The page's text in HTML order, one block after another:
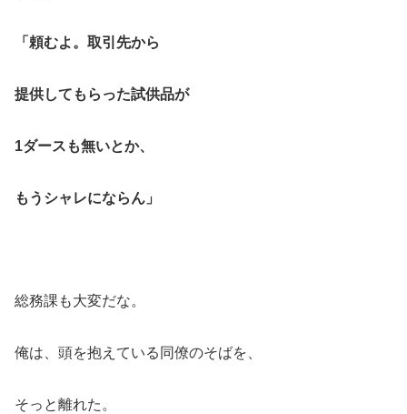
「頼むよ。取引先から
提供してもらった試供品が
1ダースも無いとか、
もうシャレにならん」
総務課も大変だな。
俺は、頭を抱えている同僚のそばを、
そっと離れた。